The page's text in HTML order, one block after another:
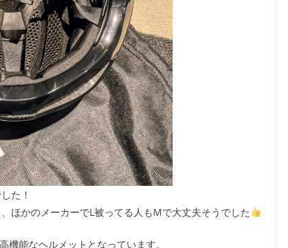
た！
ほかのメーカーでL被ってる人もMで大丈夫そうでした
能なヘルメットとなっています。